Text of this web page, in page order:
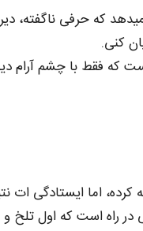
که حرفی ناگفته،
کنی.
که فقط با چشم آرام
کرده، اما ایستادگی‌ ات
در راه است که اول تلخ